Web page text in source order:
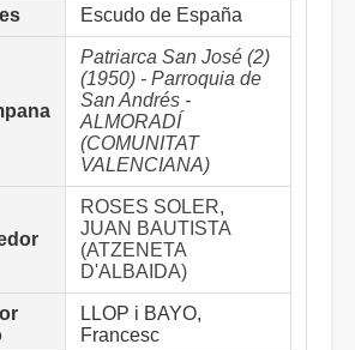
Escudo de España
Patriarca San José (2)
(1950) - Parroquia de
San Andrés -
ALMORADÍ
(COMUNITAT
VALENCIANA)
ROSES SOLER,
JUAN BAUTISTA
(ATZENETA
D'ALBAIDA)
LLOP i BAYO,
Francesc